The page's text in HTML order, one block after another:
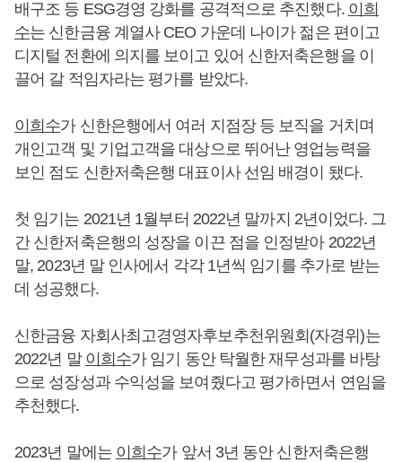
배구조 등 ESG경영 강화를 공격적으로 추진했다. 이희
수는 신한금융 계열사 CEO 가운데 나이가 젊은 편이고
디지털 전환에 의지를 보이고 있어 신한저축은행을 이
끌어 갈 적임자라는 평가를 받았다.
이희수가 신한은행에서 여러 지점장 등 보직을 거치며
개인고객 및 기업고객을 대상으로 뛰어난 영업능력을
보인 점도 신한저축은행 대표이사 선임 배경이 됐다.
첫 임기는 2021년 1월부터 2022년 말까지 2년이었다. 그
간 신한저축은행의 성장을 이끈 점을 인정받아 2022년
말, 2023년 말 인사에서 각각 1년씩 임기를 추가로 받는
데 성공했다.
신한금융 자회사최고경영자후보추천위원회(자경위)는
2022년 말 이희수가 임기 동안 탁월한 재무성과를 바탕
으로 성장성과 수익성을 보여줬다고 평가하면서 연임을
추천했다.
2023년 말에는 이희수가 앞서 3년 동안 신한저축은행